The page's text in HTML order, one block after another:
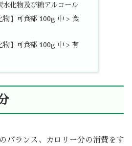
水化物及び糖アルコール
物】可食部 100g 中 > 食
物】可食部 100g 中 > 有
バランス、カロリー分の消費をす